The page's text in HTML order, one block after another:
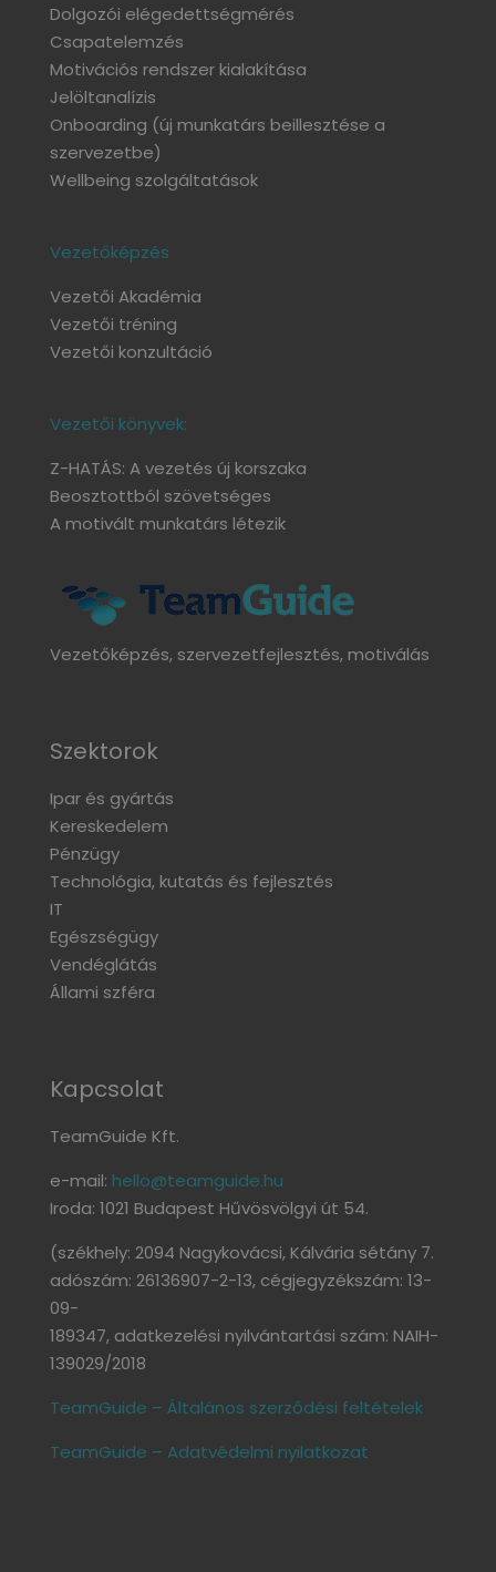
Dolgozói elégedettségmérés
Csapatelemzés
Motivációs rendszer kialakítása
Jelöltanalízis
Onboarding (új munkatárs beillesztése a
szervezetbe)
Wellbeing szolgáltatások
Vezetőképzés
Vezetői Akadémia
Vezetői tréning
Vezetői konzultáció
Vezetői könyvek:
Z-HATÁS: A vezetés új korszaka
Beosztottból szövetséges
A motivált munkatárs létezik
Vezetőképzés, szervezetfejlesztés, motiválás
Szektorok
Ipar és gyártás
Kereskedelem
Pénzügy
Technológia, kutatás és fejlesztés
IT
Egészségügy
Vendéglátás
Állami szféra
Kapcsolat
TeamGuide Kft.
e-mail: hello@teamguide.hu
Iroda: 1021 Budapest Hűvösvölgyi út 54.
(székhely: 2094 Nagykovácsi, Kálvária sétány 7.
adószám: 26136907-2-13, cégjegyzékszám: 13-
09-
189347, adatkezelési nyilvántartási szám: NAIH-
139029/2018
TeamGuide – Általános szerződési feltételek
TeamGuide – Adatvédelmi nyilatkozat